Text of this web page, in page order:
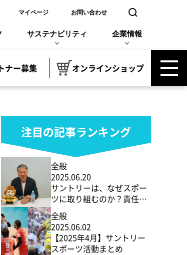
しいウィンドウで開く
マイページ お問い合わせ 検索窓を開く
サステナビリティ 企業情報
ナー募集 オンラインショップ
注目の記事ランキング
全般
2025.06.20
サントリーは、なぜスポー
ツに取り組むのか？責任者
に聞く「共創」の真意
全般
2025.06.02
【2025年4月】サントリー
スポーツ活動まとめ